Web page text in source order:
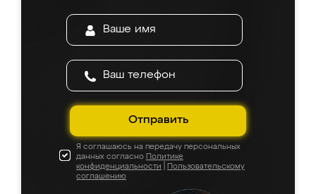
Отправить
Я соглашаюсь на передачу персональных
данных согласно Политике
конфиденциальности
Пользовательскому
соглашению